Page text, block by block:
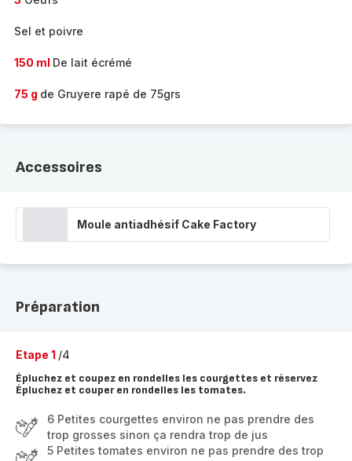
Sel et poivre
150 ml De lait écrémé
75 g de Gruyere rapé de 75grs
Accessoires
Moule antiadhésif Cake Factory
Préparation
Etape 1 /4
Épluchez et coupez en rondelles les courgettes et réservez
Épluchez et couper en rondelles les tomates.
6 Petites courgettes environ ne pas prendre des
trop grosses sinon ça rendra trop de jus
5 Petites tomates environ ne pas prendre des trop